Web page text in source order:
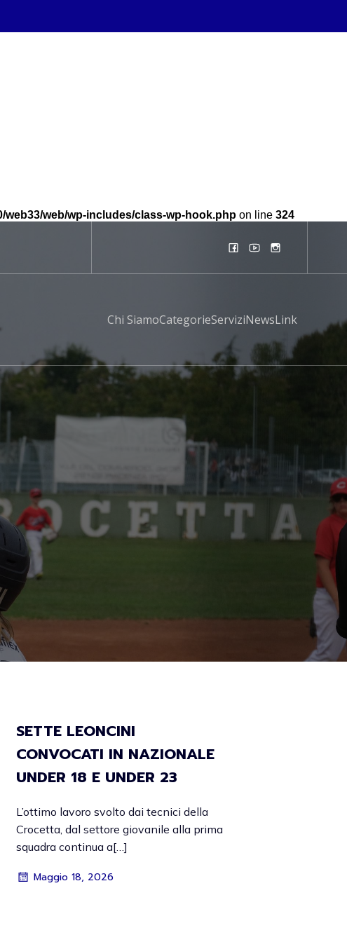
web33/web/wp-includes/class-wp-hook.php on line 324
Chi SiamoCategorieServiziNewsLink
SETTE LEONCINI
CONVOCATI IN NAZIONALE
UNDER 18 E UNDER 23
L’ottimo lavoro svolto dai tecnici della
Crocetta, dal settore giovanile alla prima
squadra continua a[…]
Maggio 18, 2026